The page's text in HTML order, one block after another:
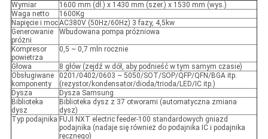
Wymiar
1600 mm (dł.) x 1430 mm (szer.) x 1530 mm (wys.)
Waga netto
1600Kg
Napięcie i mocAC380V (50Hz/60Hz) 3 fazy, 4,5kw
Generowanie
próżni
Wbudowana pompa próżniowa
Kompresor
powietrza
0,5 ~ 0,7 mln rocznie
Głowa
8 głów (zejdź w dół, aby podnieść w tym samym czasie)
Obsługiwane
komponenty
0201/0402/0603 ~ 5050/SOT/SOP/QFP/QFN/BGA itp.
(rezystor/kondensator/dioda/trioda/LED/IC itp.)
Dysza
Dysza Samsung
Biblioteka
dysz
Biblioteka dysz z 37 otworami (automatyczna zmiana
dysz)
Typ podajnika FUJI NXT electric feeder-100 standardowych gniazd
podajnika (nadaje się również do podajnika IC i podajnika
ręcznego)